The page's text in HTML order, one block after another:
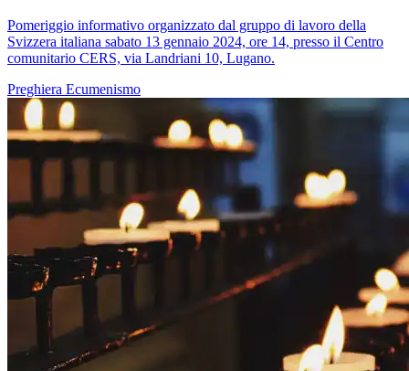
Pomeriggio informativo organizzato dal gruppo di lavoro della
Svizzera italiana sabato 13 gennaio 2024, ore 14, presso il Centro
comunitario CERS, via Landriani 10, Lugano.
Preghiera Ecumenismo